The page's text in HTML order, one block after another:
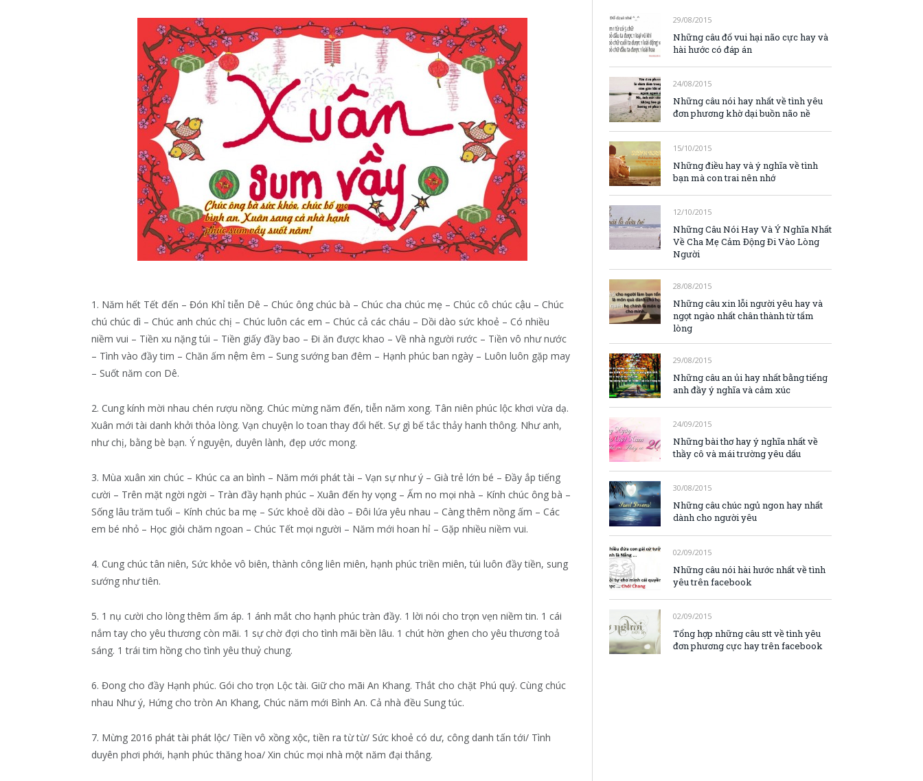
1. Năm hết Tết đến – Đón Khỉ tiễn Dê – Chúc ông chúc bà – Chúc cha chúc mẹ – Chúc cô chúc cậu – Chúc
chú chúc dì – Chúc anh chúc chị – Chúc luôn các em – Chúc cả các cháu – Dồi dào sức khoẻ – Có nhiều
niềm vui – Tiền xu nặng túi – Tiền giấy đầy bao – Đi ăn được khao – Về nhà người rước – Tiền vô như nước
– Tình vào đầy tim – Chăn ấm nệm êm – Sung sướng ban đêm – Hạnh phúc ban ngày – Luôn luôn gặp may
– Suốt năm con Dê.
2. Cung kính mời nhau chén rượu nồng. Chúc mừng năm đến, tiễn năm xong. Tân niên phúc lộc khơi vừa dạ.
Xuân mới tài danh khởi thỏa lòng. Vạn chuyện lo toan thay đổi hết. Sự gì bế tắc thảy hanh thông. Như anh,
như chị, bằng bè bạn. Ý nguyện, duyên lành, đẹp ước mong.
3. Mùa xuân xin chúc – Khúc ca an bình – Năm mới phát tài – Vạn sự như ý – Già trẻ lớn bé – Đầy ắp tiếng
cười – Trên mặt ngời ngời – Tràn đầy hạnh phúc – Xuân đến hy vọng – Ấm no mọi nhà – Kính chúc ông bà –
Sống lâu trăm tuổi – Kính chúc ba mẹ – Sức khoẻ dồi dào – Đôi lứa yêu nhau – Càng thêm nồng ấm – Các
em bé nhỏ – Học giỏi chăm ngoan – Chúc Tết mọi người – Năm mới hoan hỉ – Gặp nhiều niềm vui.
4. Cung chúc tân niên, Sức khỏe vô biên, thành công liên miên, hạnh phúc triền miên, túi luôn đầy tiền, sung
sướng như tiên.
5. 1 nụ cười cho lòng thêm ấm áp. 1 ánh mắt cho hạnh phúc tràn đầy. 1 lời nói cho trọn vẹn niềm tin. 1 cái
nắm tay cho yêu thương còn mãi. 1 sự chờ đợi cho tình mãi bền lâu. 1 chút hờn ghen cho yêu thương toả
sáng. 1 trái tim hồng cho tình yêu thuỷ chung.
6. Đong cho đầy Hạnh phúc. Gói cho trọn Lộc tài. Giữ cho mãi An Khang. Thắt cho chặt Phú quý. Cùng chúc
nhau Như ý, Hứng cho tròn An Khang, Chúc năm mới Bình An. Cả nhà đều Sung túc.
7. Mừng 2016 phát tài phát lộc/ Tiền vô xồng xộc, tiền ra từ từ/ Sức khoẻ có dư, công danh tấn tới/ Tình
duyên phơi phới, hạnh phúc thăng hoa/ Xin chúc mọi nhà một năm đại thắng.
29/08/2015
Những câu đố vui hại não cực hay và
hài hước có đáp án
24/08/2015
Những câu nói hay nhất về tình yêu
đơn phương khờ dại buồn não nề
15/10/2015
Những điều hay và ý nghĩa về tình
bạn mà con trai nên nhớ
12/10/2015
Những Câu Nói Hay Và Ý Nghĩa Nhất
Về Cha Mẹ Cảm Động Đi Vào Lòng
Người
28/08/2015
Những câu xin lỗi người yêu hay và
ngọt ngào nhất chân thành từ tấm
lòng
29/08/2015
Những câu an ủi hay nhất bằng tiếng
anh đầy ý nghĩa và cảm xúc
24/09/2015
Những bài thơ hay ý nghĩa nhất về
thầy cô và mái trường yêu dấu
30/08/2015
Những câu chúc ngủ ngon hay nhất
dành cho người yêu
02/09/2015
Những câu nói hài hước nhất về tình
yêu trên facebook
02/09/2015
Tổng hợp những câu stt về tình yêu
đơn phương cực hay trên facebook